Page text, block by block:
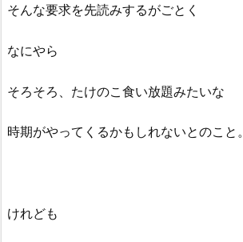
そんな要求を先読みするがごとく
なにやら
そろそろ、たけのこ食い放題みたいな
時期がやってくるかもしれないとのこと。
けれども